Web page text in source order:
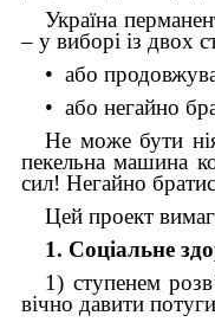
Україна
– у виборі із двох
• або
• або негайно
Не може бути
пекельна машина
сил! Негайно
Цей проект
1. Соціальне
1) ступенем
вічно давити